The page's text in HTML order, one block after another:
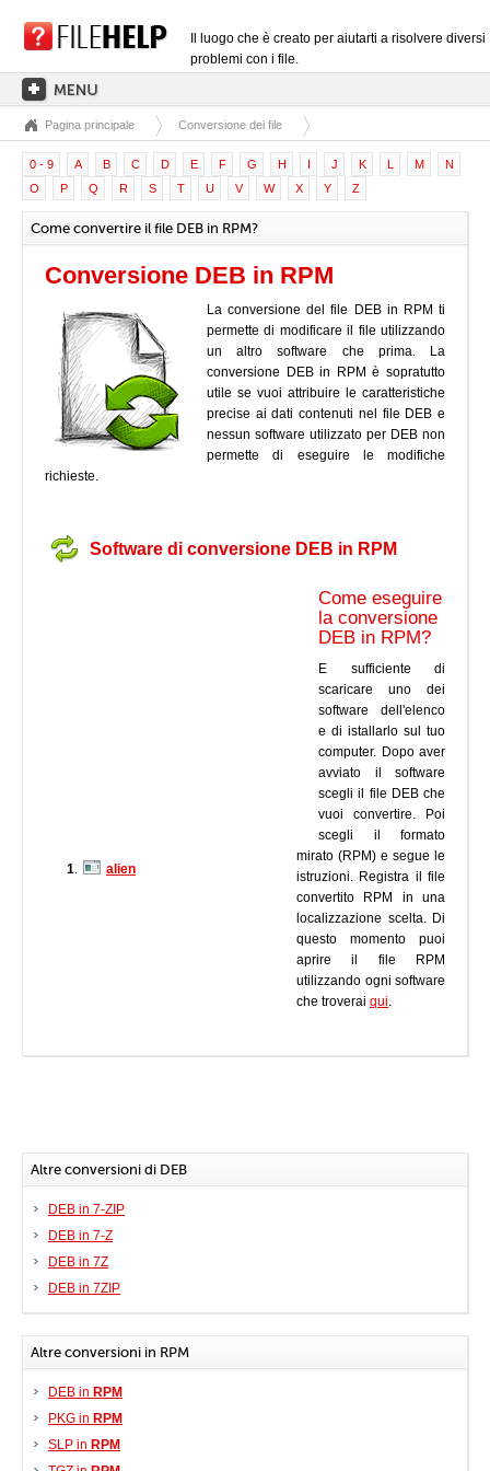
Il luogo che è creato per aiutarti a risolvere diversi
problemi con i file.
PAGINA PRINCIPALE
CATEGORIE DELLE ESTENSIONI
CATEGORIE DEI DRIVER
FILE DLL
CONVERSIONI DI FILE
SOFTWARE
Pagina principale Conversione dei file
0 - 9 A B C D E F G H I J K L M
N
O
P Q R S T U V W X Y Z
Come convertire il file DEB in RPM?
Conversione DEB in RPM
La conversione del file DEB in RPM ti
permette di modificare il file utilizzando
un altro software che prima. La
conversione DEB in RPM è sopratutto
utile se vuoi attribuire le caratteristiche
precise ai dati contenuti nel file DEB e
nessun software utilizzato per DEB non
permette di eseguire le modifiche
richieste.
Software di conversione DEB in RPM
1 alien
Come eseguire
la conversione
DEB in RPM?
E sufficiente di
scaricare uno dei
software dell'elenco
e di istallarlo sul tuo
computer. Dopo aver
avviato il software
scegli il file DEB che
vuoi convertire. Poi
scegli il formato
mirato (RPM) e segue le
istruzioni. Registra il file
convertito RPM in una
localizzazione scelta. Di
questo momento puoi
aprire il file RPM
utilizzando ogni software
che troverai qui.
Altre conversioni di DEB
DEB in 7-ZIP
DEB in 7-Z
DEB in 7Z
DEB in 7ZIP
Altre conversioni in RPM
DEB in RPM
PKG in RPM
SLP in RPM